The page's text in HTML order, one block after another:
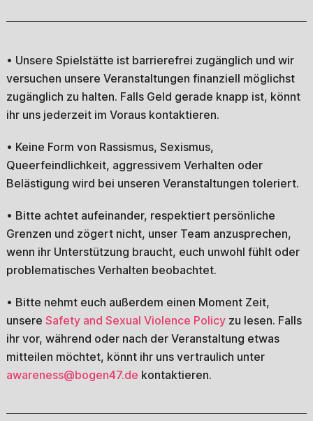
• Unsere Spielstätte ist barrierefrei zugänglich und wir
versuchen unsere Veranstaltungen finanziell möglichst
zugänglich zu halten. Falls Geld gerade knapp ist, könnt
ihr uns jederzeit im Voraus kontaktieren.
• Keine Form von Rassismus, Sexismus,
Queerfeindlichkeit, aggressivem Verhalten oder
Belästigung wird bei unseren Veranstaltungen toleriert.
• Bitte achtet aufeinander, respektiert persönliche
Grenzen und zögert nicht, unser Team anzusprechen,
wenn ihr Unterstützung braucht, euch unwohl fühlt oder
problematisches Verhalten beobachtet.
• Bitte nehmt euch außerdem einen Moment Zeit,
unsere Safety and Sexual Violence Policyzu lesen. Falls
ihr vor, während oder nach der Veranstaltung etwas
mitteilen möchtet, könnt ihr uns vertraulich unter
awareness@bogen47.de kontaktieren.